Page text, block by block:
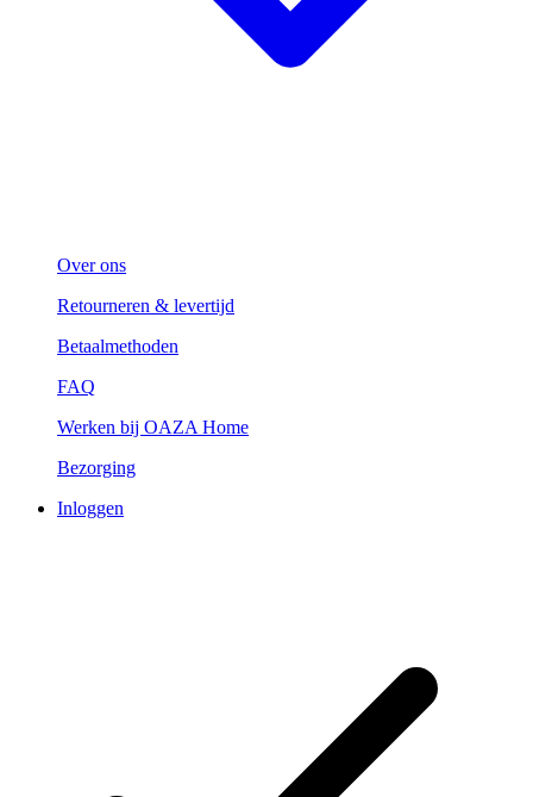
Over ons
Retourneren & levertijd
Betaalmethoden
FAQ
Werken bij OAZA Home
Bezorging
Inloggen